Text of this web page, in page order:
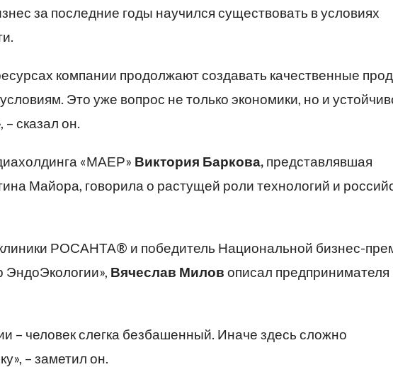
за последние годы научился существовать в условиях
компании продолжают создавать качественные
Это уже вопрос не только экономики, но и
сказал он.
«МАЕР» Виктория Баркова, представлявшая
Майора, говорила о растущей роли технологий и
РОСАНТА® и победитель Национальной бизнес-
Вячеслав Милов описал предпринимателя
– человек слегка безбашенный. Иначе здесь сложно
– заметил он.